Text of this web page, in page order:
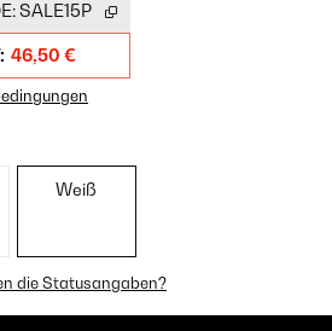
SALE15P
46,50 €
Weiß
die Statusangaben?